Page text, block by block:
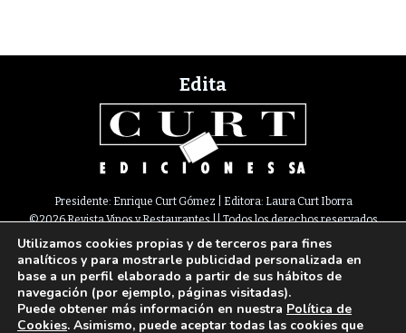
Edita
Presidente: Enrique Curt Gómez | Editora: Laura Curt Iborra
©2026 Revista Vinos y Restaurantes || Todos los derechos reservados
Newsletter Nota legal Política de Cookies Suscripción
Contacto
Paseo de Gracia, 63. 1º 2ª. 08008 Barcelona |933 180 101¦ Fax 933 183 505
Select Language ▼
Utilizamos cookies propias y de terceros para fines
analíticos y para mostrarle publicidad personalizada en
base a un perfil elaborado a partir de sus hábitos de
navegación (por ejemplo, páginas visitadas).
Puede obtener más información en nuestra Política de
Cookies. Asimismo, puede aceptar todas las cookies que